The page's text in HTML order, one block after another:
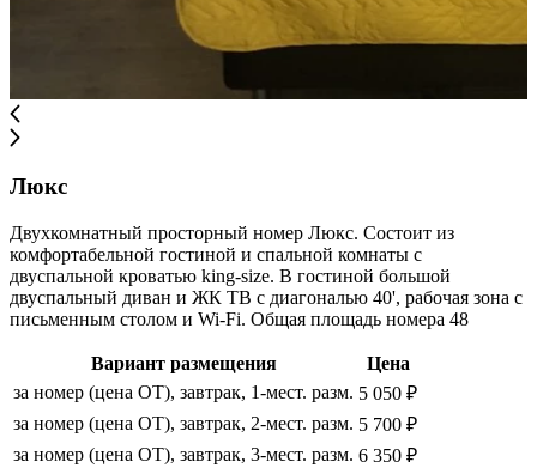
Люкс
Двухкомнатный просторный номер Люкс. Состоит из
комфортабельной гостиной и спальной комнаты с
двуспальной кроватью king-size. В гостиной большой
двуспальный диван и ЖК ТВ с диагональю 40', рабочая зона с
письменным столом и Wi-Fi. Общая площадь номера 48
Вариант размещения
Цена
за номер (цена ОТ), завтрак, 1-мест. разм. 5 050 ₽
за номер (цена ОТ), завтрак, 2-мест. разм. 5 700 ₽
за номер (цена ОТ), завтрак, 3-мест. разм. 6 350 ₽